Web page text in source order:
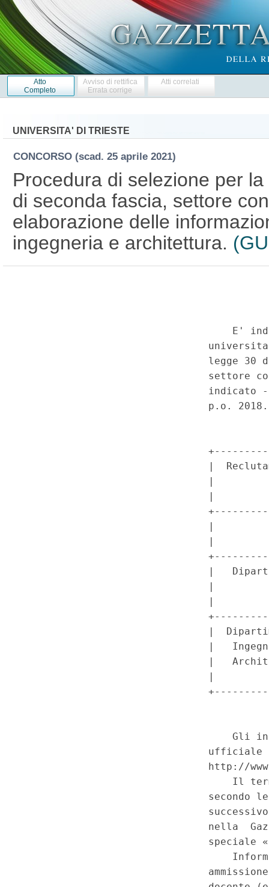
Atto
Completo
Avviso di rettifica
Errata corrige
Atti correlati
UNIVERSITA' DI TRIESTE
CONCORSO (scad. 25 aprile 2021)
Procedura di selezione per
di seconda fascia, settore
elaborazione delle
ingegneria e architettura.